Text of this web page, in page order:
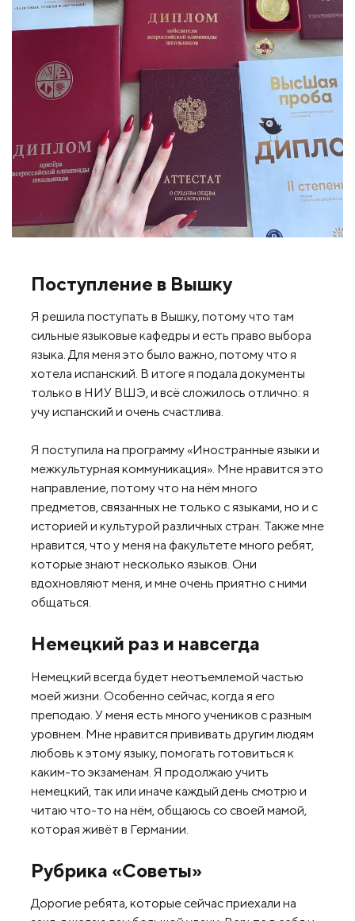
Поступление в Вышку
Я решила поступать в Вышку, потому что там
сильные языковые кафедры и есть право выбора
языка. Для меня это было важно, потому что я
хотела испанский. В итоге я подала документы
только в НИУ ВШЭ, и всё сложилось отлично: я
учу испанский и очень счастлива.
Я поступила на программу «Иностранные языки и
межкультурная коммуникация». Мне нравится это
направление, потому что на нём много
предметов, связанных не только с языками, но и с
историей и культурой различных стран. Также мне
нравится, что у меня на факультете много ребят,
которые знают несколько языков. Они
вдохновляют меня, и мне очень приятно с ними
общаться.
Немецкий раз и навсегда
Немецкий всегда будет неотъемлемой частью
моей жизни. Особенно сейчас, когда я его
преподаю. У меня есть много учеников с разным
уровнем. Мне нравится прививать другим людям
любовь к этому языку, помогать готовиться к
каким-то экзаменам. Я продолжаю учить
немецкий, так или иначе каждый день смотрю и
читаю что-то на нём, общаюсь со своей мамой,
которая живёт в Германии.
Рубрика «Советы»
Дорогие ребята, которые сейчас приехали на